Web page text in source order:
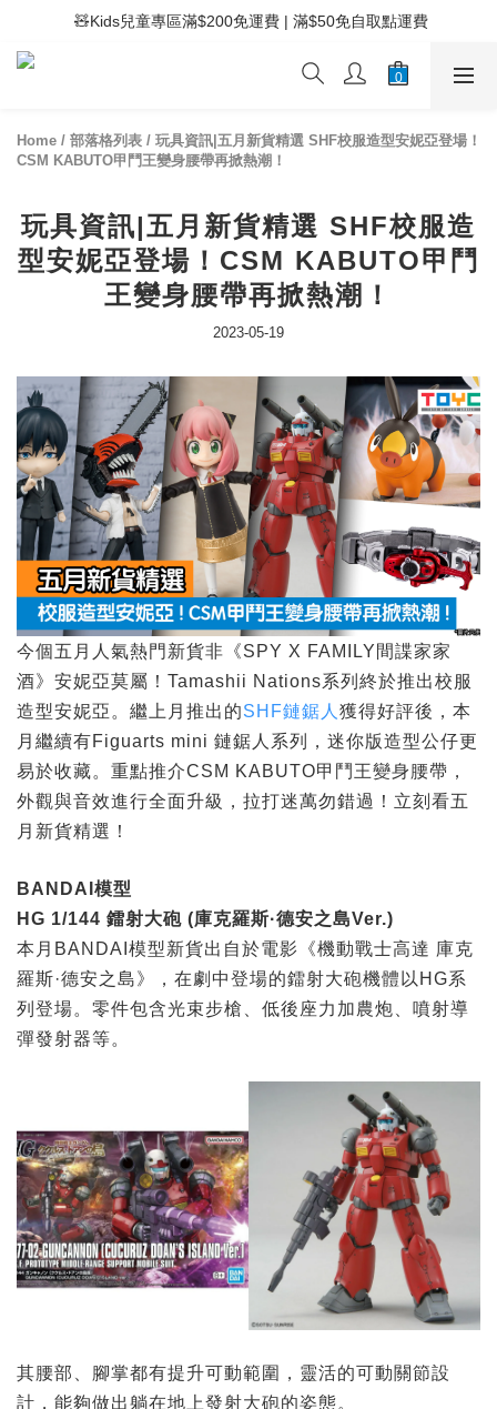
⚡滿$400免運費 | 滿$200免Easy Trade自取點運費
⚡滿$400免運費 | 滿$200免Easy Trade自取點運費
🧸Kids兒童專區滿$200免運費 | 滿$50免自取點運費
Home / 部落格列表 / 玩具資訊|五月新貨精選 SHF校服造型安妮亞登場！
CSM KABUTO甲鬥王變身腰帶再掀熱潮！
玩具資訊|五月新貨精選 SHF校服造
型安妮亞登場！CSM KABUTO甲鬥
王變身腰帶再掀熱潮！
2023-05-19
今個五月人氣熱門新貨非《SPY X FAMILY間諜家家
酒》安妮亞莫屬！Tamashii Nations系列終於推出校服
造型安妮亞。繼上月推出的SHF鏈鋸人獲得好評後，本
月繼續有Figuarts mini 鏈鋸人系列，迷你版造型公仔更
易於收藏。重點推介CSM KABUTO甲鬥王變身腰帶，
外觀與音效進行全面升級，拉打迷萬勿錯過！立刻看五
月新貨精選！
BANDAI 模型
HG 1/144 鐳射大砲 (庫克羅斯·德安之島Ver.)
本月BANDAI模型新貨出自於電影《機動戰士高達 庫克
羅斯·德安之島》，在劇中登場的鐳射大砲機體以HG系
列登場。零件包含光束步槍、低後座力加農炮、噴射導
彈發射器等。
其腰部、腳掌都有提升可動範圍，靈活的可動關節設
計，能夠做出躺在地上發射大砲的姿態。